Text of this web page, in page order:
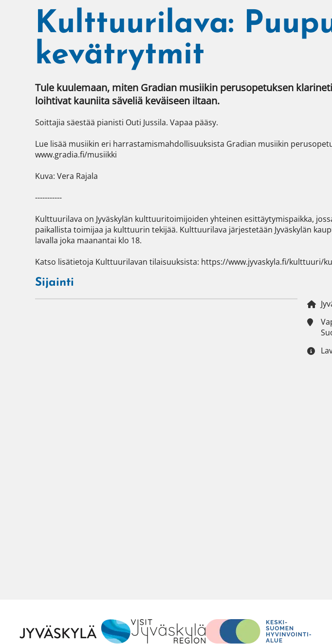
Kulttuurilava:
kevätrytmit
Tule kuulemaan, miten Gradian musiikin perusopetuksen
loihtivat kauniita säveliä keväiseen iltaan.
Soittajia säestää pianisti Outi Jussila. Vapaa pääsy.
Lue lisää musiikin eri harrastamismahdollisuuksista Gradian musiikin
www.gradia.fi/musiikki
Kuva: Vera Rajala
-----------
Kulttuurilava on Jyväskylän kulttuuritoimijoiden yhteinen esittäytymispaikka,
paikallista toimijaa ja kulttuurin tekijää. Kulttuurilava järjestetään Jyväskylän
lavalla joka maanantai klo 18.
Katso lisätietoja Kulttuurilavan tilaisuuksista: https://www.jyvaskyla.fi/kulttuuri/
Sijainti